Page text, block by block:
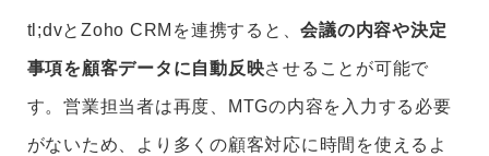
tl;dvとZoho CRMを連携すると、会議の内容や決定
事項を顧客データに自動反映させることが可能で
す。営業担当者は再度、MTGの内容を入力する必要
がないため、より多くの顧客対応に時間を使えるよ